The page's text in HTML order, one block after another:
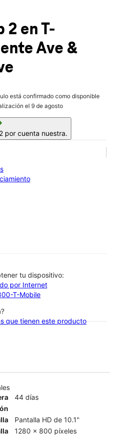
p.m.
Baldwin Park, CA 91706
2 en T-
Ave &
está confirmado como disponible
el 9 de agosto
por cuenta nuestra.
tu dispositivo:
por Internet
T-Mobile
que tienen este producto
44 días
Pantalla HD de 10.1"
1280 x 800 píxeles